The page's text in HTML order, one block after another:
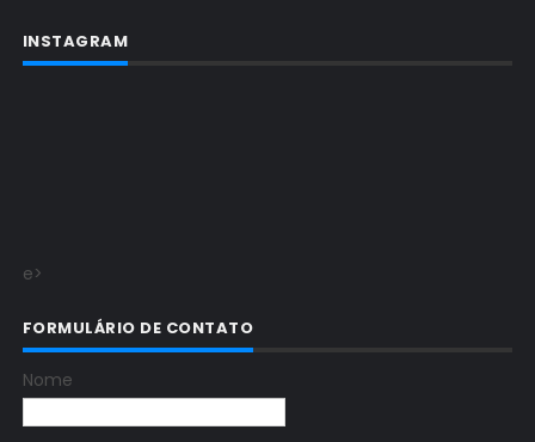
INSTAGRAM
e>
FORMULÁRIO DE CONTATO
Nome